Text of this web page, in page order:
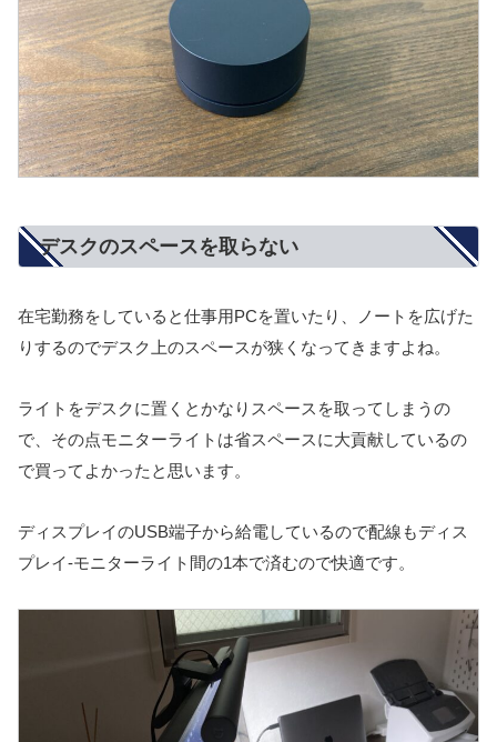
デスクのスペースを取らない
在宅勤務をしていると仕事用PCを置いたり、ノートを広げた
りするのでデスク上のスペースが狭くなってきますよね。
ライトをデスクに置くとかなりスペースを取ってしまうの
で、その点モニターライトは省スペースに大貢献しているの
で買ってよかったと思います。
ディスプレイのUSB端子から給電しているので配線もディス
プレイ-モニターライト間の1本で済むので快適です。